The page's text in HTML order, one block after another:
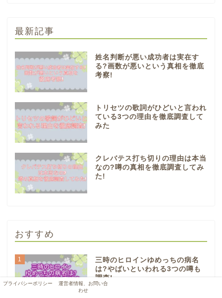
最新記事
姓名判断が悪い成功者は実在す
る?画数が悪いという真相を徹底
考察!
トリセツの歌詞がひどいと言われ
ている3つの理由を徹底調査して
みた
クレバテス打ち切りの理由は本当
なの?噂の真相を徹底調査してみ
た!
おすすめ
1
三時のヒロインゆめっちの病名
は?やばいといわれる3つの噂も
調査!
プライバシーポリシー
運営者情報、お問い合
わせ